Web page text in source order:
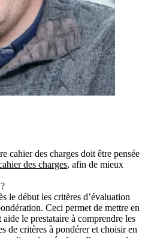
cahier des charges doit être pensée
des charges, afin de mieux
le début les critères d’évaluation
Ceci permet de mettre en
aide le prestataire à comprendre les
de critères à pondérer et choisir en